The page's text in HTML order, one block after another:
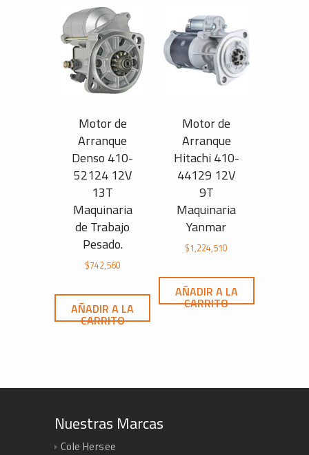
Motor de
Arranque
Denso 410-
52124 12V
13T
Maquinaria
de Trabajo
Pesado.
$742,560
AÑADIR A LA
CARRITO
Motor de
Arranque
Hitachi 410-
44129 12V
9T
Maquinaria
Yanmar
$1,224,510
AÑADIR A LA
CARRITO
Nuestras Marcas
Cole Hersee